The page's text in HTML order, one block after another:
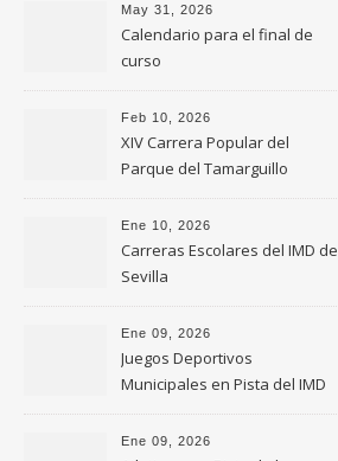
May 31, 2026
Calendario para el final de
curso
Feb 10, 2026
XIV Carrera Popular del
Parque del Tamarguillo
Ene 10, 2026
Carreras Escolares del IMD de
Sevilla
Ene 09, 2026
Juegos Deportivos
Municipales en Pista del IMD
de Sevilla
Ene 09, 2026